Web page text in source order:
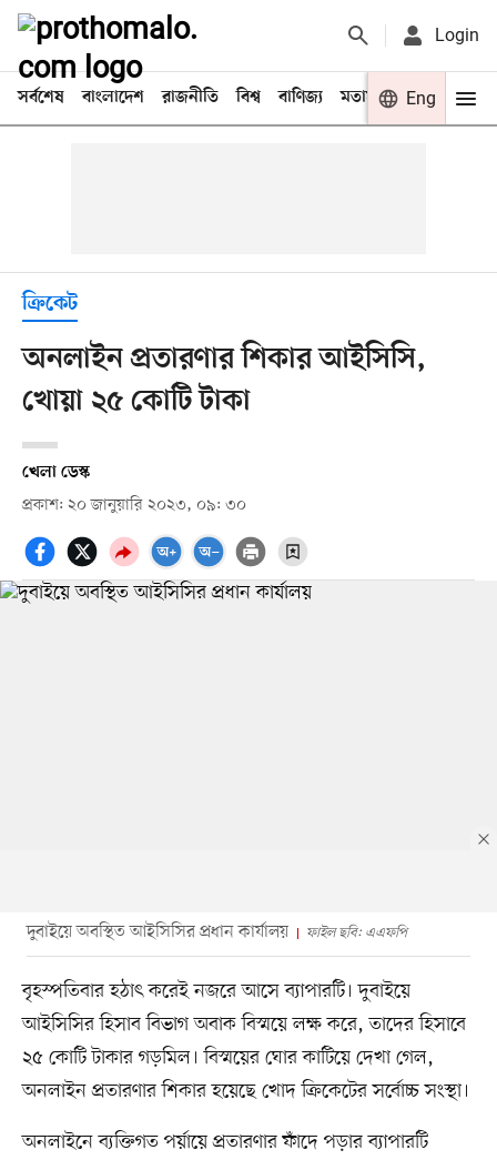
Login
সর্বশেষ বাংলাদেশ রাজনীতি বিশ্ব বাণিজ্য মতামত খেলা
Eng
ক্রিকেট
অনলাইন প্রতারণার শিকার আইসিসি,
খোয়া ২৫ কোটি টাকা
খেলা ডেস্ক
প্রকাশ: ২০ জানুয়ারি ২০২৩, ০৯: ৩০
দুবাইয়ে অবস্থিত আইসিসির প্রধান কার্যালয় ফাইল ছবি: এএফপি
বৃহস্পতিবার হঠাৎ করেই নজরে আসে ব্যাপারটি। দুবাইয়ে
আইসিসির হিসাব বিভাগ অবাক বিস্ময়ে লক্ষ করে, তাদের হিসাবে
২৫ কোটি টাকার গড়মিল। বিস্ময়ের ঘোর কাটিয়ে দেখা গেল,
অনলাইন প্রতারণার শিকার হয়েছে খোদ ক্রিকেটের সর্বোচ্চ সংস্থা।
অনলাইনে ব্যক্তিগত পর্য়ায়ে প্রতারণার ফাঁদে পড়ার ব্যাপারটি